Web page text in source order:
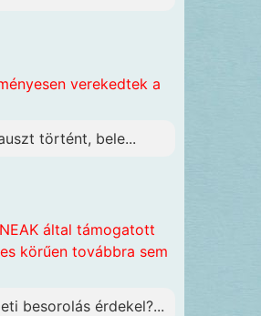
verekedtek a
történt, bele...
által támogatott
körűen továbbra sem
besorolás érdekel?...